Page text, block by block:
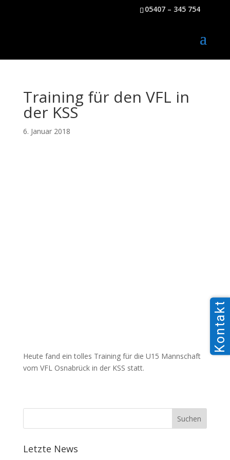
05407 – 345 754
Training für den VFL in
der KSS
6. Januar 2018
Heute fand ein tolles Training für die U15 Mannschaft
vom VFL Osnabrück in der KSS statt.
Letzte News
Kontakt